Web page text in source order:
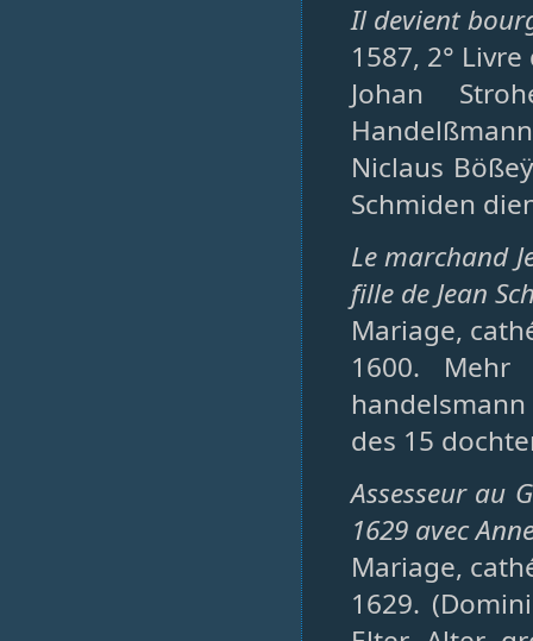
Il devient
1587, 2°
Johan
Niclaus
Schmiden
Le marchand
fille de Jean
Mariage,
1600. Mehr
des 15
Assesseur au
1629 avec
Mariage,
1629.